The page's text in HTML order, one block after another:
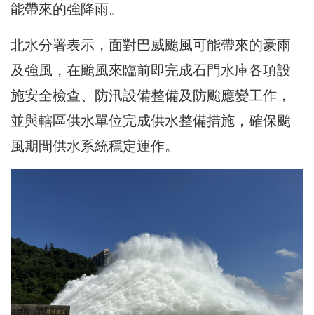
能帶來的強降雨。
北水分署表示，面對巴威颱風可能帶來的豪雨
及強風，在颱風來臨前即完成石門水庫各項設
施安全檢查、防汛設備整備及防颱應變工作，
並與轄區供水單位完成供水整備措施，確保颱
風期間供水系統穩定運作。